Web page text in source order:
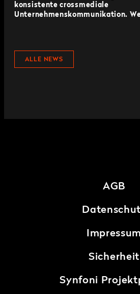
konsistente crossmediale
Unternehmenskommunikation.
ALLE NEWS
AGB
Impressum
Sicherheit
Synfoni